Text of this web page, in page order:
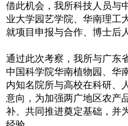
借此机会，我所科技人员与
业大学园艺学院、华南理工
就项目申报与合作、博士后
通过此次考察，我所与广东
中国科学院华南植物园、华
内知名院所与高校在科研、
意向，为加强两广地区农产
补、共同推进奠定基础，并